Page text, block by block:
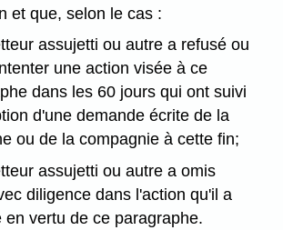
et que, selon le cas :
assujetti ou autre a refusé ou
une action visée à ce
dans les 60 jours qui ont suivi
d'une demande écrite de la
ou de la compagnie à cette fin;
assujetti ou autre a omis
diligence dans l'action qu'il a
en vertu de ce paragraphe.